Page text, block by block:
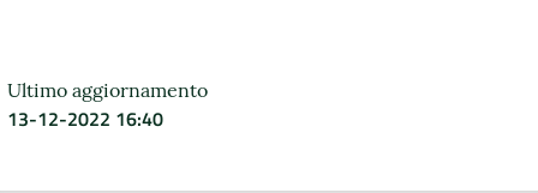
Ultimo aggiornamento
13-12-2022 16:40